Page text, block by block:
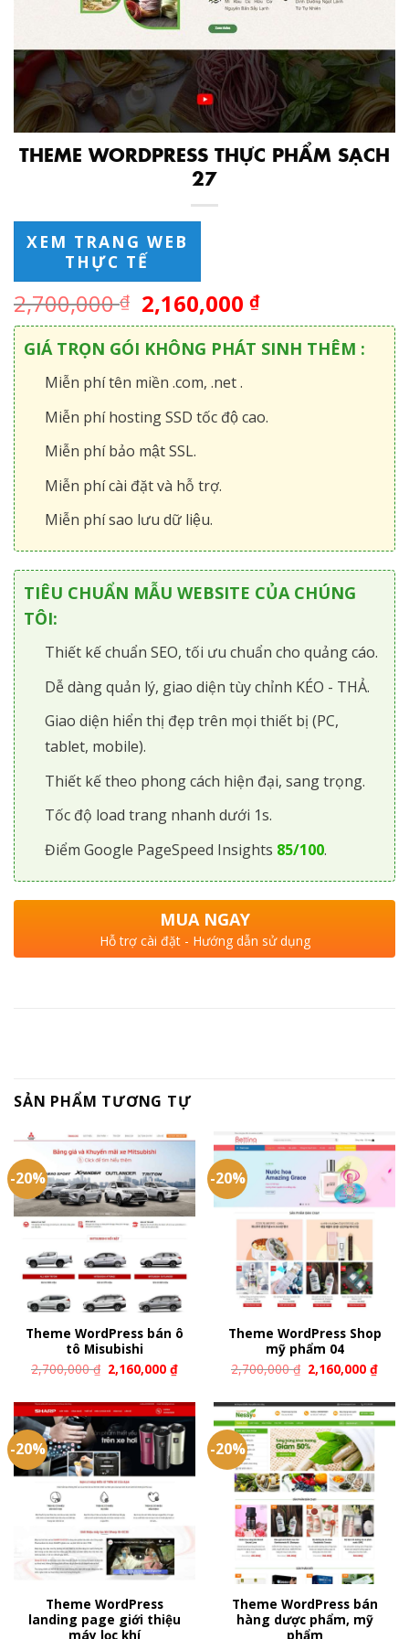
THEME WORDPRESS THỰC PHẨM SẠCH
27
XEM TRANG WEB
THỰC TẾ
2,700,000₫ 2,160,000₫
GIÁ TRỌN GÓI KHÔNG PHÁT SINH THÊM :
Miễn phí tên miền .com, .net .
Miễn phí hosting SSD tốc độ cao.
Miễn phí bảo mật SSL.
Miễn phí cài đặt và hỗ trợ.
Miễn phí sao lưu dữ liệu.
TIÊU CHUẨN MẪU WEBSITE CỦA CHÚNG
TÔI:
Thiết kế chuẩn SEO, tối ưu chuẩn cho quảng cáo.
Dễ dàng quản lý, giao diện tùy chỉnh KÉO - THẢ.
Giao diện hiển thị đẹp trên mọi thiết bị (PC,
tablet, mobile).
Thiết kế theo phong cách hiện đại, sang trọng.
Tốc độ load trang nhanh dưới 1s.
Điểm Google PageSpeed Insights 85/100.
MUA NGAY
Hỗ trợ cài đặt - Hướng dẫn sử dụng
SẢN PHẨM TƯƠNG TỰ
-20%
Theme WordPress bán ô
tô Misubishi
2,700,000₫ 2,160,000₫
-20%
Theme WordPress Shop
mỹ phẩm 04
2,700,000₫ 2,160,000₫
-20%
Theme WordPress
landing page giới thiệu
máy lọc khí
-20%
Theme WordPress bán
hàng dược phẩm, mỹ
phẩm